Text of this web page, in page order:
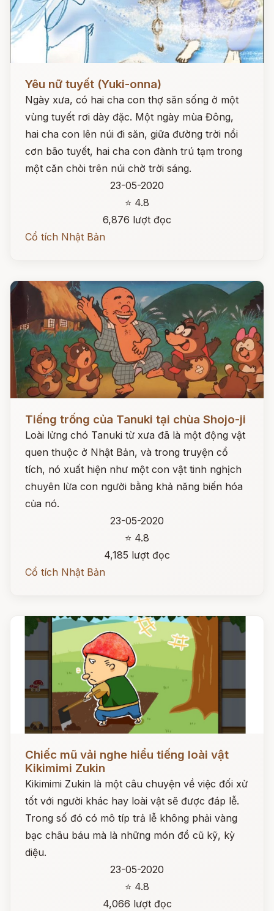
Yêu nữ tuyết (Yuki-onna)
Ngày xưa, có hai cha con thợ săn sống ở một
vùng tuyết rơi dày đặc. Một ngày mùa Đông,
hai cha con lên núi đi săn, giữa đường trời nổi
cơn bão tuyết, hai cha con đành trú tạm trong
một căn chòi trên núi chờ trời sáng.
23-05-2020
⭐ 4.8
6,876 lượt đọc
Cổ tích Nhật Bản
Đọc ngay
Tiếng trống của Tanuki tại chùa Shojo-ji
Loài lửng chó Tanuki từ xưa đã là một động vật
quen thuộc ở Nhật Bản, và trong truyện cổ
tích, nó xuất hiện như một con vật tinh nghịch
chuyên lừa con người bằng khả năng biến hóa
của nó.
23-05-2020
⭐ 4.8
4,185 lượt đọc
Cổ tích Nhật Bản
Đọc ngay
Chiếc mũ vải nghe hiểu tiếng loài vật
Kikimimi Zukin
Kikimimi Zukin là một câu chuyện về việc đối xử
tốt với người khác hay loài vật sẽ được đáp lễ.
Trong số đó có mô típ trả lễ không phải vàng
bạc châu báu mà là những món đồ cũ kỹ, kỳ
diệu.
23-05-2020
⭐ 4.8
4,066 lượt đọc